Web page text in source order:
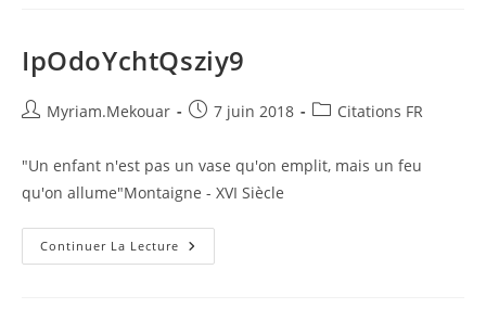
IpOdoYchtQsziy9
Auteur/autrice
la
publication :
Myriam.Mekouar
Publication
7 juin 2018
PostCitations FR
"Un enfant n'est pas un vase qu'on emplit, mais un feu
qu'on allume"Montaigne - XVI Siècle
Continuer La Lecture IpOdoYchtQsziy9